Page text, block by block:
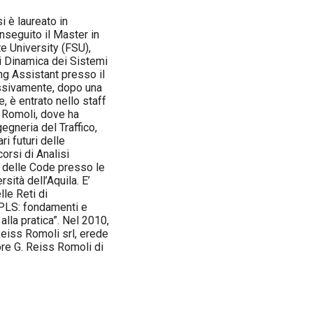
è laureato in
il Master in
University (FSU),
Dinamica dei Sistemi
Assistant presso il
dopo una
è entrato nello staff
dove ha
del Traffico,
futuri delle
di Analisi
delle Code presso le
dell’Aquila. E’
Reti di
fondamenti e
pratica”. Nel 2010,
Romoli srl, erede
G. Reiss Romoli di